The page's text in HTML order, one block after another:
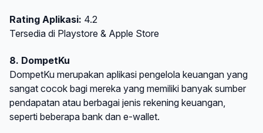
Rating Aplikasi: 4.2
Tersedia di Playstore & Apple Store
8. DompetKu
DompetKu merupakan aplikasi pengelola keuangan yang
sangat cocok bagi mereka yang memiliki banyak sumber
pendapatan atau berbagai jenis rekening keuangan,
seperti beberapa bank dan e-wallet.